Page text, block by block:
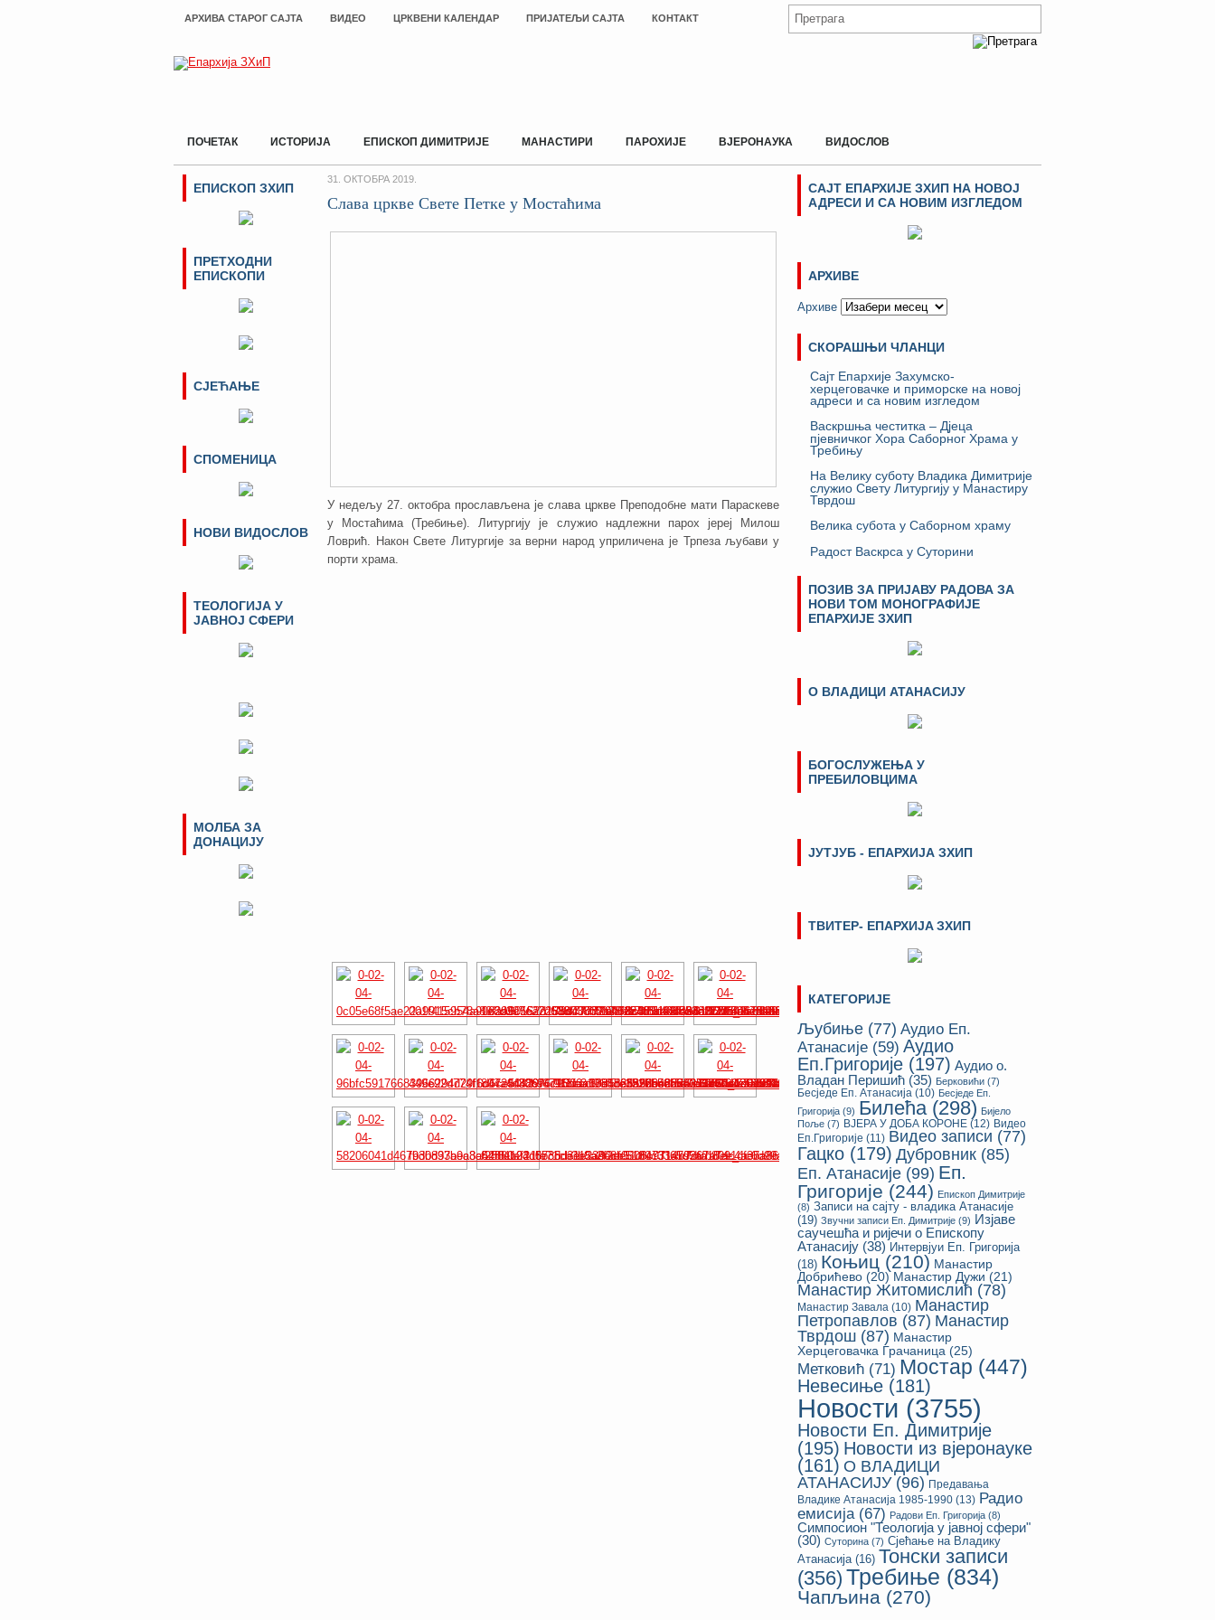
АРХИВА СТАРОГ САЈТА ВИДЕО ЦРКВЕНИ КАЛЕНДАР ПРИЈАТЕЉИ САЈТА КОНТАКТ
ПОЧЕТАК ИСТОРИЈА ЕПИСКОП ДИМИТРИЈЕ МАНАСТИРИ ПАРОХИЈЕ ВЈЕРОНАУКА ВИДОСЛОВ
31. ОКТОБРА 2019.
Слава цркве Свете Петке у Мостаћима
У недељу 27. октобра прослављена је слава цркве Преподобне мати Параскеве
у Мостаћима (Требиње). Литургију je служио надлежни парох јереј Милош
Ловрић. Након Свете Литургије за верни народ уприличена је Трпеза љубави у
порти храма.
ЕПИСКОП ЗХИП
ПРЕТХОДНИ
ЕПИСКОПИ
СЈЕЋАЊЕ
СПОМЕНИЦА
НОВИ ВИДОСЛОВ
ТЕОЛОГИЈА У
ЈАВНОЈ СФЕРИ
МОЛБА ЗА
ДОНАЦИЈУ
САЈТ ЕПАРХИЈЕ ЗХИП НА НОВОЈ
АДРЕСИ И СА НОВИМ ИЗГЛЕДОМ
АРХИВЕ
Архиве
СКОРАШЊИ ЧЛАНЦИ
Сајт Епархије Захумско-
херцеговачке и приморске на новој
адреси и са новим изгледом
Васкршња честитка – Дјеца
пјевничког Хора Саборног Храма у
Требињу
На Велику суботу Владика Димитрије
служио Свету Литургију у Манастиру
Тврдош
Велика субота у Саборном храму
Радост Васкрса у Суторини
ПОЗИВ ЗА ПРИЈАВУ РАДОВА ЗА
НОВИ ТОМ МОНОГРАФИЈЕ
ЕПАРХИЈЕ ЗХИП
О ВЛАДИЦИ АТАНАСИЈУ
БОГОСЛУЖЕЊА У
ПРЕБИЛОВЦИМА
ЈУТЈУБ - ЕПАРХИЈА ЗХИП
ТВИТЕР- ЕПАРХИЈA ЗХИП
КАТЕГОРИЈЕ
Љубиње (77) Аудио Еп.
Атанасије (59) Аудио
Еп.Григорије (197) Аудио о.
Владан Перишић (35) Берковићи (7)
Бесједе Еп. Атанасија (10) Бесједе Еп.
Григорија (9) Билећа(298) Бијело
Поље (7) ВЈЕРА У ДОБА КОРОНЕ (12) Видео
Еп.Григорије (11) Видео записи (77)
Гацко (179) Дубровник (85)
Еп. Атанасије (99) Еп.
Григорије (244) Епископ Димитрије
(8) Записи на сајту - владика Атанасије
(19) Звучни записи Еп. Димитрије (9) Изјаве
саучешћа и ријечи о Епископу
Атанасију (38) Интервјуи Еп. Григорија
(18) Коњиц (210) Манастир
Добрићево (20) Манастир Дужи (21)
Манастир Житомислић (78)
Манастир Завала (10) Манастир
Петропавлов (87) Манастир
Тврдош (87) Манастир
Херцеговачка Грачаница (25)
Метковић (71) Мостар (447)
Невесиње (181)
Новости (3755)
Новости Еп. Димитрије
(195) Новости из вјеронауке
(161) О ВЛАДИЦИ
АТАНАСИЈУ(96) Предавања
Владике Атанасија 1985-1990 (13) Радио
емисија(67) Радови Еп. Григорија (8)
Симпосион "Теологија у јавној сфери"
(30) Суторина (7) Сјећање на Владику
Атанасија(16) Тонски записи
(356) Требиње (834)
Чапљина (270)